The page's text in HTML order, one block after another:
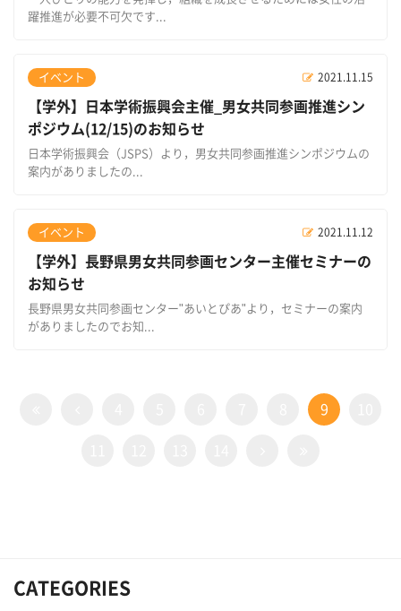
躍推進が必要不可欠です...
イベント 2021.11.15
【学外】日本学術振興会主催_男女共同参画推進シン
ポジウム(12/15)のお知らせ
日本学術振興会（JSPS）より，男女共同参画推進シンポジウムの
案内がありましたの...
イベント 2021.11.12
【学外】長野県男女共同参画センター主催セミナーの
お知らせ
長野県男女共同参画センター"あいとぴあ"より，セミナーの案内
がありましたのでお知...
9
CATEGORIES